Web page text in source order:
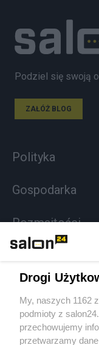
Podziel się swoją
ZAŁÓŻ BLOG
Polityka
Gospodarka
Rozmaitości
Sport
Społeczeństwo
Drogi
My, naszych 1162
podmioty z
przechowujemy
przetwarzamy